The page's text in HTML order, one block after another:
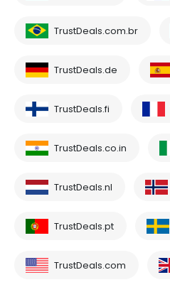
TrustDeals.com.br
TrustDeals.de
TrustDeals.fi
TrustDeals.co.in
TrustDeals.nl
TrustDeals.pt
TrustDeals.com